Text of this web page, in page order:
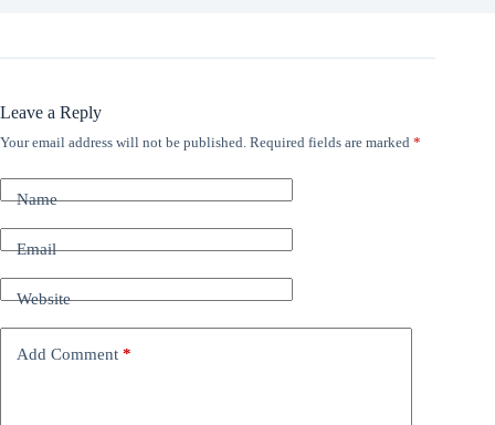
Leave a Reply
Your email address will not be published. Required fields are marked *
Name
Email
Website
Add Comment *